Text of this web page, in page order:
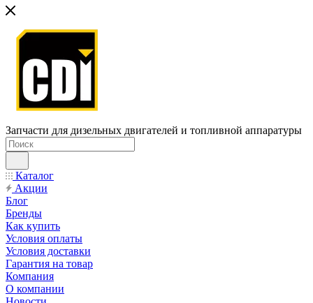
Запчасти для дизельных двигателей и топливной аппаратуры
Каталог
Акции
Блог
Бренды
Как купить
Условия оплаты
Условия доставки
Гарантия на товар
Компания
О компании